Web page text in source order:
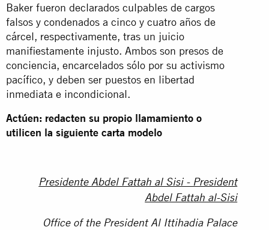
Baker fueron declarados culpables de cargos
falsos y condenados a cinco y cuatro años de
cárcel, respectivamente, tras un juicio
manifiestamente injusto. Ambos son presos de
conciencia, encarcelados sólo por su activismo
pacífico, y deben ser puestos en libertad
inmediata e incondicional.
Actúen: redacten su propio llamamiento o
utilicen la siguiente carta modelo
Presidente Abdel Fattah al Sisi - President
Abdel Fattah al-Sisi
Office of the President Al Ittihadia Palace